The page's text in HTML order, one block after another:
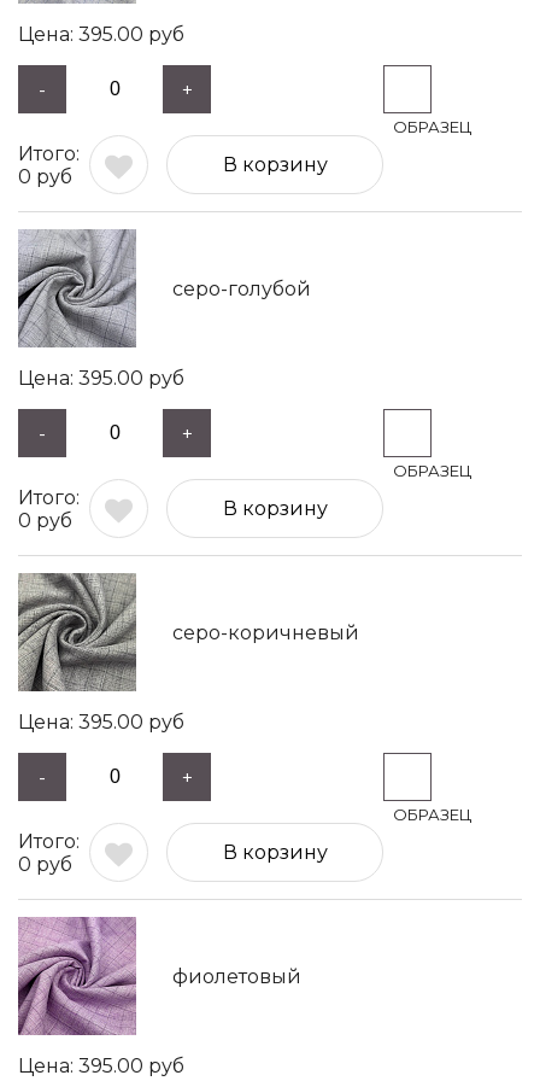
395.00 руб
- +
0 руб
В корзину
серо-голубой
395.00 руб
- +
0 руб
В корзину
серо-коричневый
395.00 руб
- +
0 руб
В корзину
фиолетовый
395.00 руб